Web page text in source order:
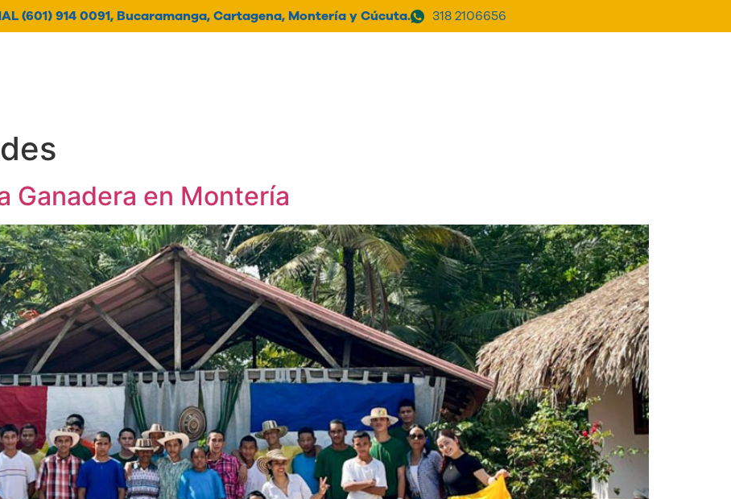
(601) 914 0091, Bucaramanga, Cartagena, Montería y Cúcuta. 318 2106656
Ganadera en Montería